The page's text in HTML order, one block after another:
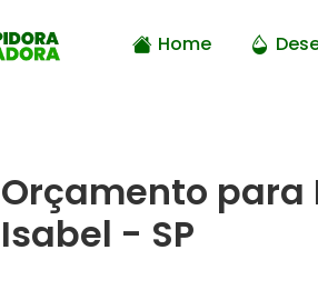
Home
Orçamento para
Isabel - SP